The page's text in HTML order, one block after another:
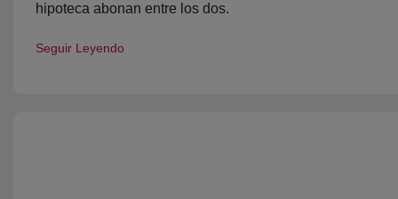
hipoteca abonan entre los dos.
Seguir Leyendo